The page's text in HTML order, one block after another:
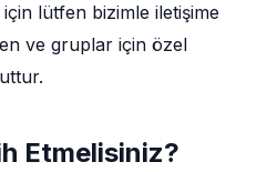
lütfen bizimle iletişime
ve gruplar için özel
Etmelisiniz?